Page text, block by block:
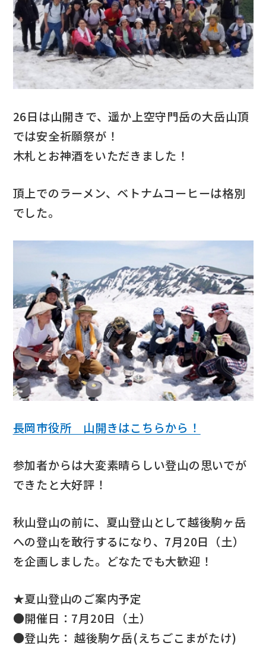
26日は山開きで、遥か上空守門岳の大岳山頂
では安全祈願祭が！
木札とお神酒をいただきました！
頂上でのラーメン、ベトナムコーヒーは格別
でした。
長岡市役所 山開きはこちらから！
参加者からは大変素晴らしい登山の思いでが
できたと大好評！
秋山登山の前に、夏山登山として越後駒ヶ岳
への登山を敢行するになり、7月20日（土）
を企画しました。どなたでも大歓迎！
★夏山登山のご案内予定
●開催日：7月20日（土）
●登山先： 越後駒ケ岳(えちごこまがたけ)